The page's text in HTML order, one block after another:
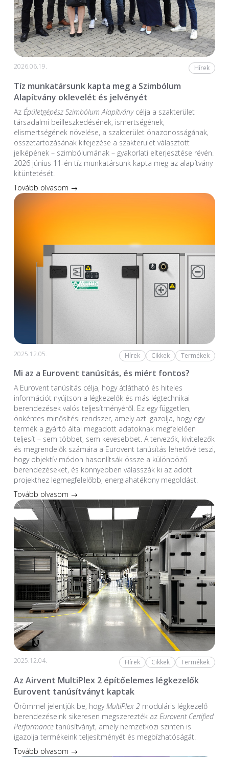
2026.06.19. Hírek
Tíz munkatársunk kapta meg a Szimbólum
Alapítvány oklevelét és jelvényét
Az Épületgépész Szimbólum Alapítványcélja a szakterület
társadalmi beilleszkedésének, ismertségének,
elismertségének növelése, a szakterület önazonosságának,
összetartozásának kifejezése a szakterület választott
jelképének – szimbólumának – gyakorlati elterjesztése révén.
2026 június 11-én tíz munkatársunk kapta meg az alapítvány
kitüntetését.
Tovább olvasom →
2025.12.05. Hírek Cikkek Termékek
Mi az a Eurovent tanúsítás, és miért fontos?
A Eurovent tanúsítás célja, hogy átlátható és hiteles
információt nyújtson a légkezelők és más légtechnikai
berendezések valós teljesítményéről. Ez egy független,
önkéntes minősítési rendszer, amely azt igazolja, hogy egy
termék a gyártó által megadott adatoknak megfelelően
teljesít – sem többet, sem kevesebbet. A tervezők, kivitelezők
és megrendelők számára a Eurovent tanúsítás lehetővé teszi,
hogy objektív módon hasonlítsák össze a különböző
berendezéseket, és könnyebben válasszák ki az adott
projekthez legmegfelelőbb, energiahatékony megoldást.
Tovább olvasom →
2025.12.04. Hírek Cikkek Termékek
Az Airvent MultiPlex 2 építőelemes légkezelők
Eurovent tanúsítványt kaptak
Örömmel jelentjük be, hogyMultiPlex 2moduláris légkezelő
berendezéseink sikeresen megszerezték az Eurovent Certified
Performancetanúsítványt, amely nemzetközi szinten is
igazolja termékeink teljesítményét és megbízhatóságát.
Tovább olvasom →